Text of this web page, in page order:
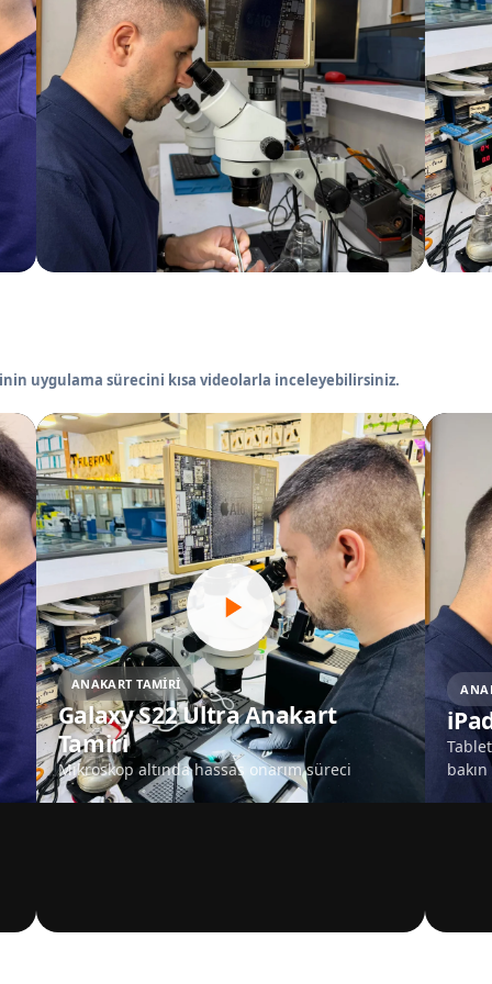
uygulama sürecini kısa videolarla inceleyebilirsiniz.
ANAKART TAMIRI
Galaxy S22 Ultra Anakart
Tamiri
Mikroskop altında hassas onarım süreci
bakın